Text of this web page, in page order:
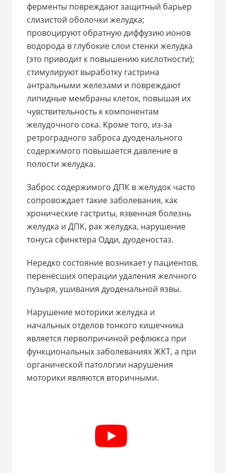
ферменты повреждают защитный барьер
слизистой оболочки желудка;
провоцируют обратную диффузию ионов
водорода в глубокие слои стенки желудка
(это приводит к повышению кислотности);
стимулируют выработку гастрина
антральными железами и повреждают
липидные мембраны клеток, повышая их
чувствительность к компонентам
желудочного сока. Кроме того, из-за
ретроградного заброса дуоденального
содержимого повышается давление в
полости желудка.
Заброс содержимого ДПК в желудок часто
сопровождает такие заболевания, как
хронические гастриты, язвенная болезнь
желудка и ДПК, рак желудка, нарушение
тонуса сфинктера Одди, дуоденостаз.
Нередко состояние возникает у пациентов,
перенесших операции удаления желчного
пузыря, ушивания дуоденальной язвы.
Нарушение моторики желудка и
начальных отделов тонкого кишечника
является первопричиной рефлюкса при
функциональных заболеваниях ЖКТ, а при
органической патологии нарушения
моторики являются вторичными.